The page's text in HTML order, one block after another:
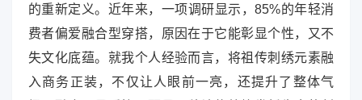
的重新定义。近年来，一项调研显示，85%的年轻消
费者偏爱融合型穿搭，原因在于它能彰显个性，又不
失文化底蕴。就我个人经验而言，将祖传刺绣元素融
入商务正装，不仅让人眼前一亮，还提升了整体气